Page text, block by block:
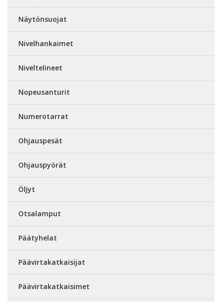
Näytönsuojat
Nivelhankaimet
Niveltelineet
Nopeusanturit
Numerotarrat
Ohjauspesät
Ohjauspyörät
Öljyt
Otsalamput
Päätyhelat
Päävirtakatkaisijat
Päävirtakatkaisimet